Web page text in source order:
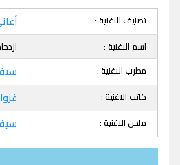
تصنيف الاغنية :
اسم الاغنية :
مطرب الاغنية :
كاتب الاغنية :
ملحن الاغنية :